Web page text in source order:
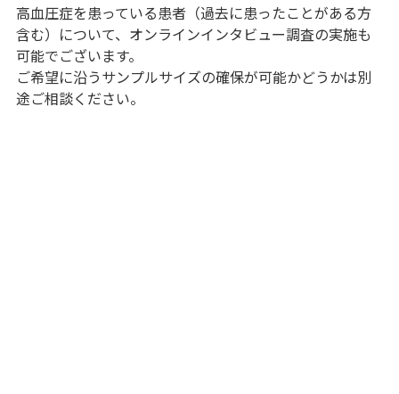
高血圧症を患っている患者（過去に患ったことがある方
含む）について、オンラインインタビュー調査の実施も
可能でございます。
ご希望に沿うサンプルサイズの確保が可能かどうかは別
途ご相談ください。